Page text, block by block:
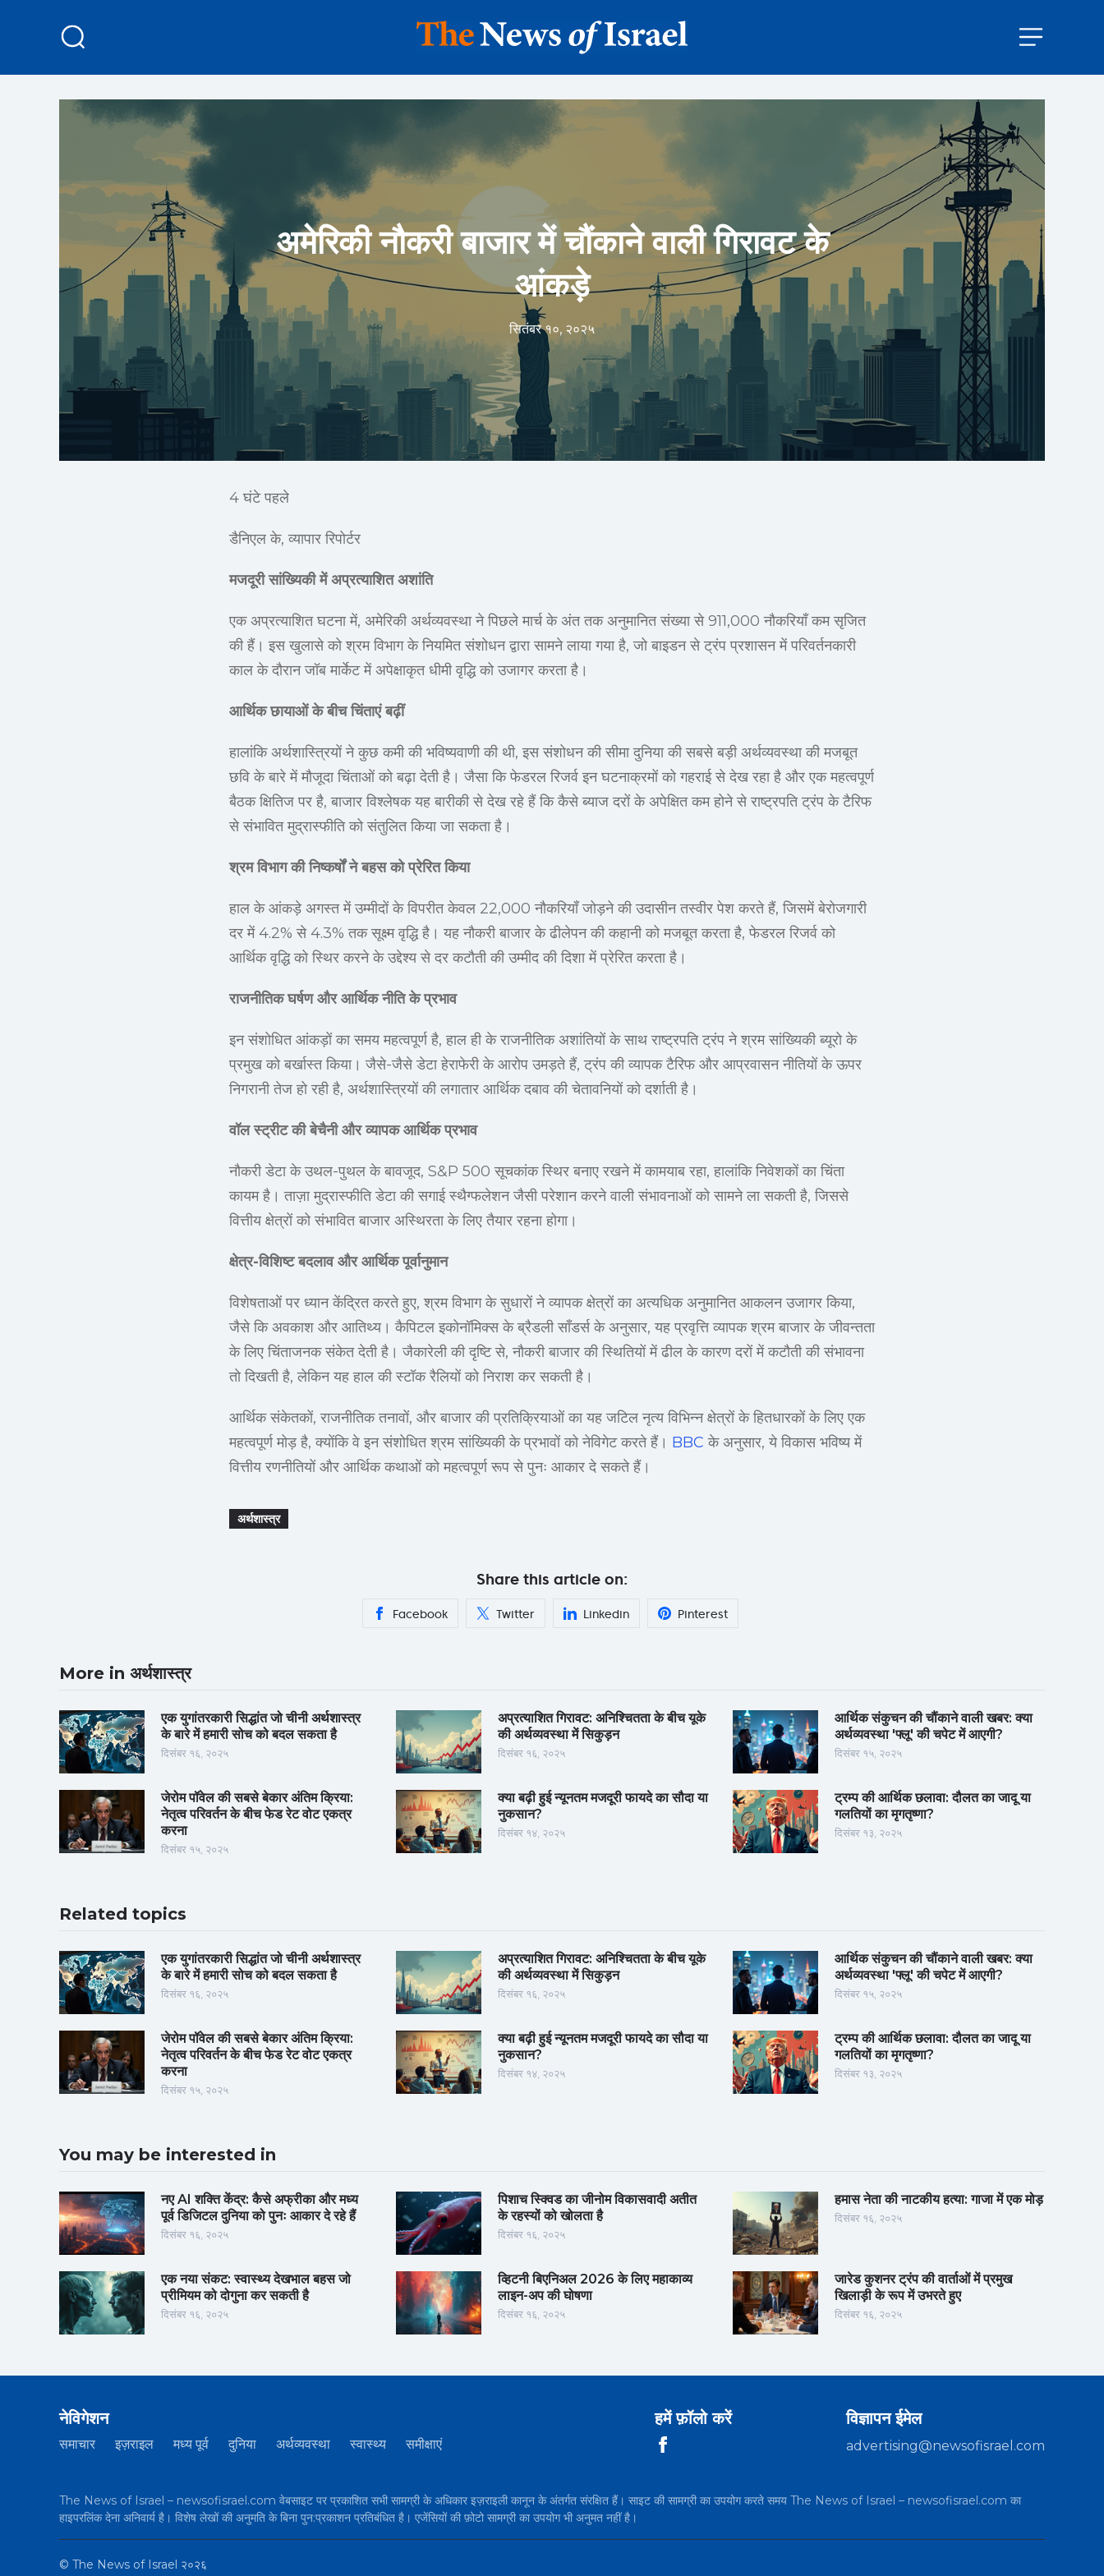
अमेरिकी नौकरी बाजार में चौंकाने वाली गिरावट के
आंकड़े
सितंबर १०, २०२५
4 घंटे पहले
डैनिएल के, व्यापार रिपोर्टर
मजदूरी सांख्यिकी में अप्रत्याशित अशांति
एक अप्रत्याशित घटना में, अमेरिकी अर्थव्यवस्था ने पिछले मार्च के अंत तक अनुमानित संख्या से 911,000 नौकरियाँ कम सृजित
की हैं। इस खुलासे को श्रम विभाग के नियमित संशोधन द्वारा सामने लाया गया है, जो बाइडन से ट्रंप प्रशासन में परिवर्तनकारी
काल के दौरान जॉब मार्केट में अपेक्षाकृत धीमी वृद्धि को उजागर करता है।
आर्थिक छायाओं के बीच चिंताएं बढ़ीं
हालांकि अर्थशास्त्रियों ने कुछ कमी की भविष्यवाणी की थी, इस संशोधन की सीमा दुनिया की सबसे बड़ी अर्थव्यवस्था की मजबूत
छवि के बारे में मौजूदा चिंताओं को बढ़ा देती है। जैसा कि फेडरल रिजर्व इन घटनाक्रमों को गहराई से देख रहा है और एक महत्वपूर्ण
बैठक क्षितिज पर है, बाजार विश्लेषक यह बारीकी से देख रहे हैं कि कैसे ब्याज दरों के अपेक्षित कम होने से राष्ट्रपति ट्रंप के टैरिफ
से संभावित मुद्रास्फीति को संतुलित किया जा सकता है।
श्रम विभाग की निष्कर्षों ने बहस को प्रेरित किया
हाल के आंकड़े अगस्त में उम्मीदों के विपरीत केवल 22,000 नौकरियाँ जोड़ने की उदासीन तस्वीर पेश करते हैं, जिसमें बेरोजगारी
दर में 4.2% से 4.3% तक सूक्ष्म वृद्धि है। यह नौकरी बाजार के ढीलेपन की कहानी को मजबूत करता है, फेडरल रिजर्व को
आर्थिक वृद्धि को स्थिर करने के उद्देश्य से दर कटौती की उम्मीद की दिशा में प्रेरित करता है।
राजनीतिक घर्षण और आर्थिक नीति के प्रभाव
इन संशोधित आंकड़ों का समय महत्वपूर्ण है, हाल ही के राजनीतिक अशांतियों के साथ राष्ट्रपति ट्रंप ने श्रम सांख्यिकी ब्यूरो के
प्रमुख को बर्खास्त किया। जैसे-जैसे डेटा हेराफेरी के आरोप उमड़ते हैं, ट्रंप की व्यापक टैरिफ और आप्रवासन नीतियों के ऊपर
निगरानी तेज हो रही है, अर्थशास्त्रियों की लगातार आर्थिक दबाव की चेतावनियों को दर्शाती है।
वॉल स्ट्रीट की बेचैनी और व्यापक आर्थिक प्रभाव
नौकरी डेटा के उथल-पुथल के बावजूद, S&P 500 सूचकांक स्थिर बनाए रखने में कामयाब रहा, हालांकि निवेशकों का चिंता
कायम है। ताज़ा मुद्रास्फीति डेटा की सगाई स्थैग्फलेशन जैसी परेशान करने वाली संभावनाओं को सामने ला सकती है, जिससे
वित्तीय क्षेत्रों को संभावित बाजार अस्थिरता के लिए तैयार रहना होगा।
क्षेत्र-विशिष्ट बदलाव और आर्थिक पूर्वानुमान
विशेषताओं पर ध्यान केंद्रित करते हुए, श्रम विभाग के सुधारों ने व्यापक क्षेत्रों का अत्यधिक अनुमानित आकलन उजागर किया,
जैसे कि अवकाश और आतिथ्य। कैपिटल इकोनॉमिक्स के ब्रैडली सॉंडर्स के अनुसार, यह प्रवृत्ति व्यापक श्रम बाजार के जीवन्तता
के लिए चिंताजनक संकेत देती है। जैकारेली की दृष्टि से, नौकरी बाजार की स्थितियों में ढील के कारण दरों में कटौती की संभावना
तो दिखती है, लेकिन यह हाल की स्टॉक रैलियों को निराश कर सकती है।
आर्थिक संकेतकों, राजनीतिक तनावों, और बाजार की प्रतिक्रियाओं का यह जटिल नृत्य विभिन्न क्षेत्रों के हितधारकों के लिए एक
महत्वपूर्ण मोड़ है, क्योंकि वे इन संशोधित श्रम सांख्यिकी के प्रभावों को नेविगेट करते हैं। BBC के अनुसार, ये विकास भविष्य में
वित्तीय रणनीतियों और आर्थिक कथाओं को महत्वपूर्ण रूप से पुनः आकार दे सकते हैं।
अर्थशास्त्र
Share this article on:
Facebook Twitter Linkedin Pinterest
More in अर्थशास्त्र
एक युगांतरकारी सिद्धांत जो चीनी अर्थशास्त्र
के बारे में हमारी सोच को बदल सकता है
दिसंबर १६, २०२५
अप्रत्याशित गिरावट: अनिश्चितता के बीच यूके
की अर्थव्यवस्था में सिकुड़न
दिसंबर १६, २०२५
आर्थिक संकुचन की चौंकाने वाली खबर: क्या
अर्थव्यवस्था 'फ्लू' की चपेट में आएगी?
दिसंबर १५, २०२५
जेरोम पॉवेल की सबसे बेकार अंतिम क्रिया:
नेतृत्व परिवर्तन के बीच फेड रेट वोट एकत्र
करना
दिसंबर १५, २०२५
क्या बढ़ी हुई न्यूनतम मजदूरी फायदे का सौदा या
नुकसान?
दिसंबर १४, २०२५
ट्रम्प की आर्थिक छलावा: दौलत का जादू या
गलतियों का मृगतृष्णा?
दिसंबर १३, २०२५
Related topics
एक युगांतरकारी सिद्धांत जो चीनी अर्थशास्त्र
के बारे में हमारी सोच को बदल सकता है
दिसंबर १६, २०२५
अप्रत्याशित गिरावट: अनिश्चितता के बीच यूके
की अर्थव्यवस्था में सिकुड़न
दिसंबर १६, २०२५
आर्थिक संकुचन की चौंकाने वाली खबर: क्या
अर्थव्यवस्था 'फ्लू' की चपेट में आएगी?
दिसंबर १५, २०२५
जेरोम पॉवेल की सबसे बेकार अंतिम क्रिया:
नेतृत्व परिवर्तन के बीच फेड रेट वोट एकत्र
करना
दिसंबर १५, २०२५
क्या बढ़ी हुई न्यूनतम मजदूरी फायदे का सौदा या
नुकसान?
दिसंबर १४, २०२५
ट्रम्प की आर्थिक छलावा: दौलत का जादू या
गलतियों का मृगतृष्णा?
दिसंबर १३, २०२५
You may be interested in
नए AI शक्ति केंद्र: कैसे अफ्रीका और मध्य
पूर्व डिजिटल दुनिया को पुनः आकार दे रहे हैं
दिसंबर १६, २०२५
पिशाच स्क्विड का जीनोम विकासवादी अतीत
के रहस्यों को खोलता है
दिसंबर १६, २०२५
हमास नेता की नाटकीय हत्या: गाजा में एक मोड़
दिसंबर १६, २०२५
एक नया संकट: स्वास्थ्य देखभाल बहस जो
प्रीमियम को दोगुना कर सकती है
दिसंबर १६, २०२५
व्हिटनी बिएनिअल 2026 के लिए महाकाव्य
लाइन-अप की घोषणा
दिसंबर १६, २०२५
जारेड कुशनर ट्रंप की वार्ताओं में प्रमुख
खिलाड़ी के रूप में उभरते हुए
दिसंबर १६, २०२५
नेविगेशन
समाचार इज़राइल मध्य पूर्व दुनिया अर्थव्यवस्था स्वास्थ्य समीक्षाएं
हमें फ़ॉलो करें विज्ञापन ईमेल
advertising@newsofisrael.com
The News of Israel – newsofisrael.com वेबसाइट पर प्रकाशित सभी सामग्री के अधिकार इज़राइली कानून के अंतर्गत संरक्षित हैं। साइट की सामग्री का उपयोग करते समय The News of Israel – newsofisrael.com का
हाइपरलिंक देना अनिवार्य है। विशेष लेखों की अनुमति के बिना पुन:प्रकाशन प्रतिबंधित है। एजेंसियों की फ़ोटो सामग्री का उपयोग भी अनुमत नहीं है।
© The News of Israel २०२६